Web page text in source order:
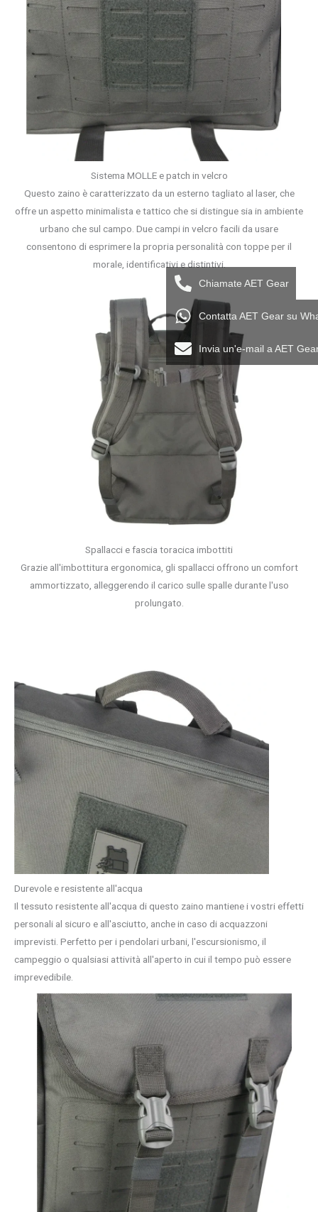
Sistema MOLLE e patch in velcro
Questo zaino è caratterizzato da un esterno tagliato al laser, che
offre un aspetto minimalista e tattico che si distingue sia in ambiente
urbano che sul campo. Due campi in velcro facili da usare
consentono di esprimere la propria personalità con toppe per il
morale, identificativi e distintivi.
Spallacci e fascia toracica imbottiti
Grazie all'imbottitura ergonomica, gli spallacci offrono un comfort
ammortizzato, alleggerendo il carico sulle spalle durante l'uso
prolungato.
Durevole e resistente all'acqua
Il tessuto resistente all'acqua di questo zaino mantiene i vostri effetti
personali al sicuro e all'asciutto, anche in caso di acquazzoni
imprevisti. Perfetto per i pendolari urbani, l'escursionismo, il
campeggio o qualsiasi attività all'aperto in cui il tempo può essere
imprevedibile.
Chiamate AET Gear
Contatta AET Gear su
Invia un'e-mail a AET